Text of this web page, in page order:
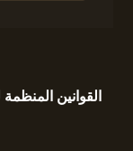
القوانين